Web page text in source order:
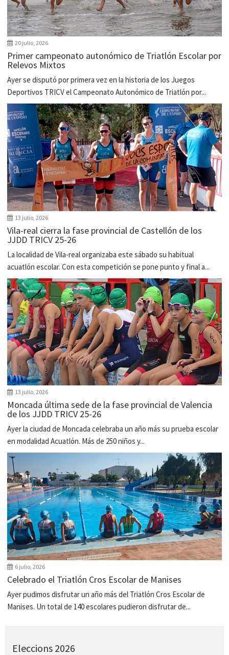
20 julio, 2026
Primer campeonato autonómico de Triatlón Escolar por
Relevos Mixtos
Ayer se disputó por primera vez en la historia de los Juegos
Deportivos TRICV el Campeonato Autonómico de Triatlón por...
13 julio, 2026
Vila-real cierra la fase provincial de Castellón de los
JJDD TRICV 25-26
La localidad de Vila-real organizaba este sábado su habitual
acuatlón escolar. Con esta competición se pone punto y final a...
13 julio, 2026
Moncada última sede de la fase provincial de Valencia
de los JJDD TRICV 25-26
Ayer la ciudad de Moncada celebraba un año más su prueba escolar
en modalidad Acuatlón. Más de 250 niños y...
6 julio, 2026
Celebrado el Triatlón Cros Escolar de Manises
Ayer pudimos disfrutar un año más del Triatlón Cros Escolar de
Manises. Un total de 140 escolares pudieron disfrutar de...
Eleccions 2026